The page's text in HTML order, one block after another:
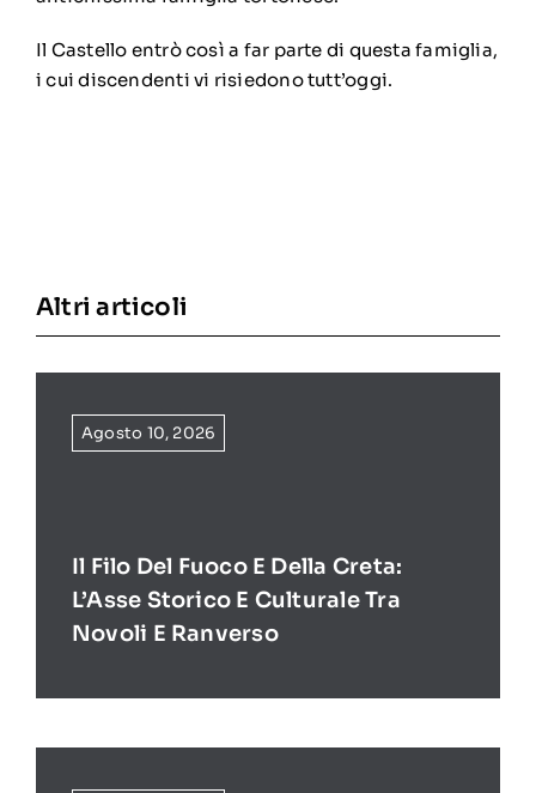
Il Castello entrò così a far parte di questa famiglia,
i cui discendenti vi risiedono tutt’oggi.
Altri articoli
Agosto 10, 2026
Il Filo Del Fuoco E Della Creta:
L’Asse Storico E Culturale Tra
Novoli E Ranverso